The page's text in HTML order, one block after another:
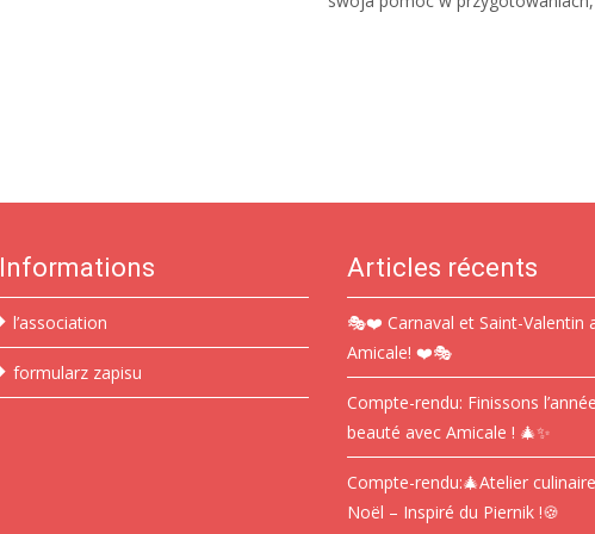
Informations
l’association
formularz zapisu
Articles récents
🎭❤️ Carnaval et Saint-Valentin
Amicale! ❤️🎭
Compte-rendu: Finissons
beauté avec Amicale ! 🎄✨
Compte-rendu:🎄Atelier
Noël – Inspiré du Piernik !🍪